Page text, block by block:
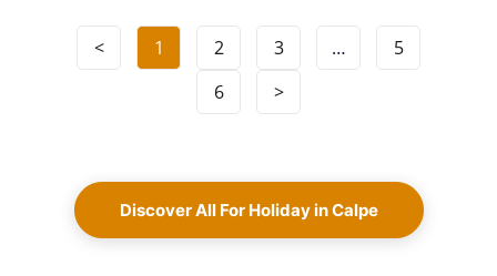
< 1 2 3 …
5
6
>
Discover All For Holiday in Calpe